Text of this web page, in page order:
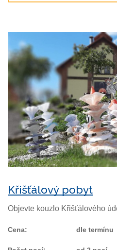
Křišťálový pobyt
Objevte kouzlo Křišťálového
Cena: dle termínu